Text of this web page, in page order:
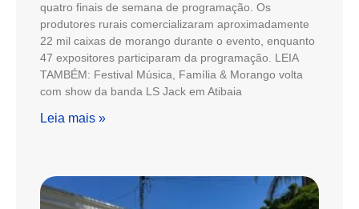
quatro finais de semana de programação. Os
produtores rurais comercializaram aproximadamente
22 mil caixas de morango durante o evento, enquanto
47 expositores participaram da programação. LEIA
TAMBÉM: Festival Música, Família & Morango volta
com show da banda LS Jack em Atibaia
Leia mais »